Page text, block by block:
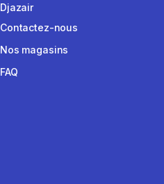
Djazair
Contactez-nous
Nos magasins
FAQ